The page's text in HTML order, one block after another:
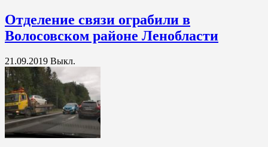
Отделение связи ограбили в
Волосовском районе Ленобласти
21.09.2019 Выкл.